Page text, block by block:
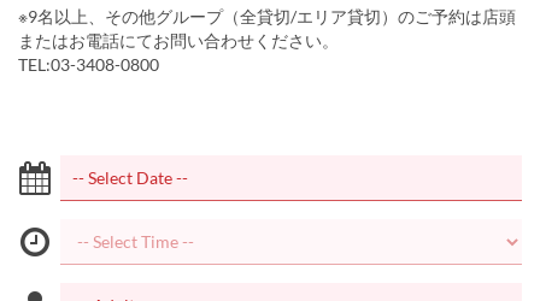
※9名以上、その他グループ（全貸切/エリア貸切）のご予約は店頭
またはお電話にてお問い合わせください。
TEL:03-3408-0800